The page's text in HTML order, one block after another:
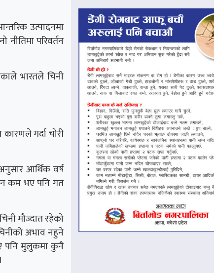
उत्पादनमा
नीतिमा परिवर्तन
भारतले चिनी
गर्दा चोरी
आर्थिक वर्ष
कम भए पनि गत
मौज्दात रहेको
अभाव नहुने
पनि मुलुकमा कुनै